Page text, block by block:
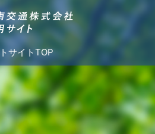
サイトTOP